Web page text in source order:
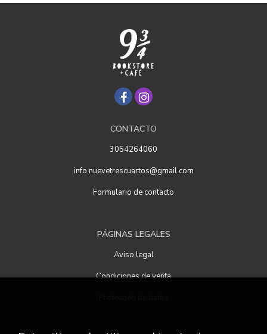
CONTACTO
3054264060
info.nuevetrescuartos@gmail.com
Formulario de contacto
PÁGINAS LEGALES
Aviso legal
Condiciones de venta